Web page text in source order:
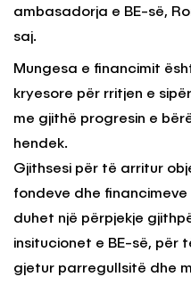
ambasadorja e BE-së,
saj.
Mungesa e financimit
kryesore për rritjen e
me gjithë progresin e
hendek.
Gjithsesi për të arritur
fondeve dhe
duhet një përpjekje
insitucionet e BE-së, për
gjetur parregullsitë dhe